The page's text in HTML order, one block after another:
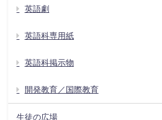
英語劇
英語科専用紙
英語科掲示物
開発教育／国際教育
生徒の広場